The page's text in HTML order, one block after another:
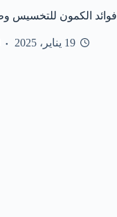
فوائد الكمون للتخسيس
19 يناير، 2025